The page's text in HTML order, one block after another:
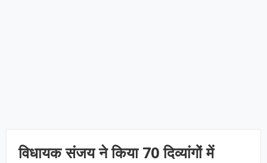
विधायक संजय ने किया 70 दिव्यांगों में